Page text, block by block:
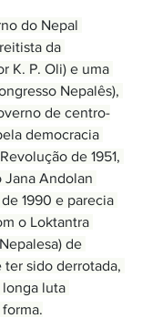
do Nepal
da
K. P. Oli) e uma
Nepalês),
de centro-
democracia
de 1951,
Jana Andolan
1990 e parecia
o Loktantra
de
ter sido derrotada,
longa luta